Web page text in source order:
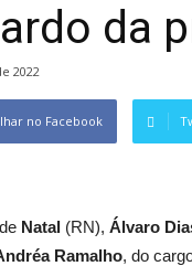
da
2022
no Facebook
Natal (RN), Álvaro
Ramalho, do